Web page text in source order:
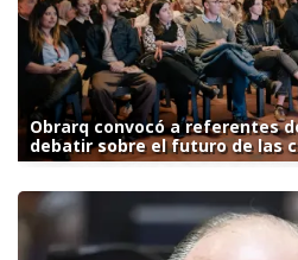
Obrarq convocó a referentes
debatir sobre el futuro de las